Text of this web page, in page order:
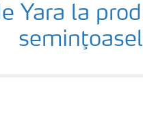
Yara la